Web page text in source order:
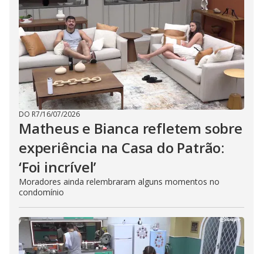
DO R7/16/07/2026
Matheus e Bianca refletem sobre
experiência na Casa do Patrão:
‘Foi incrível’
Moradores ainda relembraram alguns momentos no
condomínio